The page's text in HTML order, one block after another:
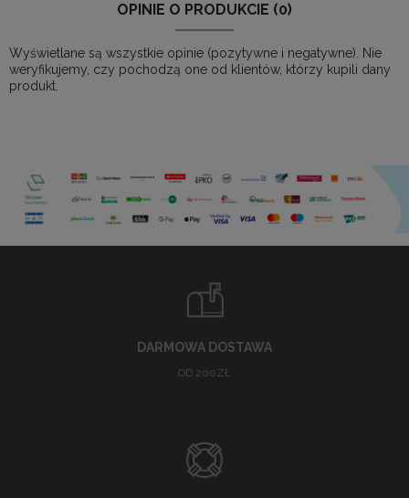
OPINIE O PRODUKCIE (0)
Wyświetlane są wszystkie opinie (pozytywne i negatywne). Nie
weryfikujemy, czy pochodzą one od klientów, którzy kupili dany
produkt.
DARMOWA DOSTAWA
OD 200ZŁ